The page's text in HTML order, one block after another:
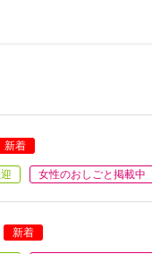
新着
女性のおしごと掲載中
新着